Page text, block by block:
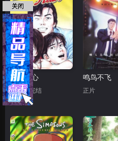
天使之心
第50集完结
鸣鸟不飞
正片
关闭